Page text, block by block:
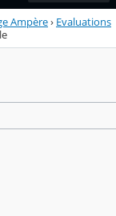
Ampère› Evaluations